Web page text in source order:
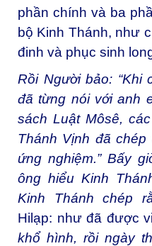
phần chính và ba
bộ Kinh Thánh, như
đinh và phục sinh
Rồi Người bảo: “Khi
đã từng nói với anh
sách Luật Môsê,
Thánh Vịnh đã
ứng nghiệm.” Bấy
ông hiểu Kinh
Kinh Thánh chép
Hilạp: như đã được
khổ hình, rồi ngày